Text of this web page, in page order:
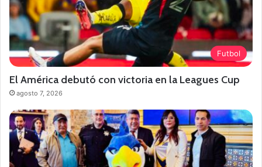
Futbol
El América debutó con victoria en la Leagues Cup
agosto 7, 2026